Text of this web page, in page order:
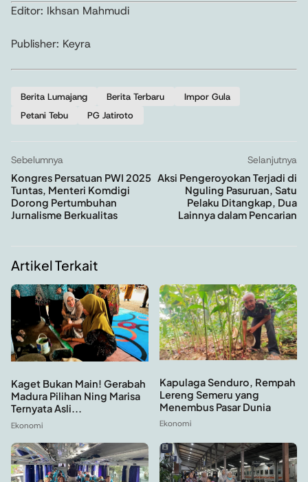
Editor: Ikhsan Mahmudi
Publisher: Keyra
Berita Lumajang Berita Terbaru
Impor Gula
Petani Tebu
PG Jatiroto
Sebelumnya
Kongres Persatuan PWI 2025
Tuntas, Menteri Komdigi
Dorong Pertumbuhan
Jurnalisme Berkualitas
Selanjutnya
Aksi Pengeroyokan Terjadi di
Nguling Pasuruan, Satu
Pelaku Ditangkap, Dua
Lainnya dalam Pencarian
Artikel Terkait
Kaget Bukan Main! Gerabah
Madura Pilihan Ning Marisa
Ternyata Asli...
Ekonomi
Kapulaga Senduro, Rempah
Lereng Semeru yang
Menembus Pasar Dunia
Ekonomi